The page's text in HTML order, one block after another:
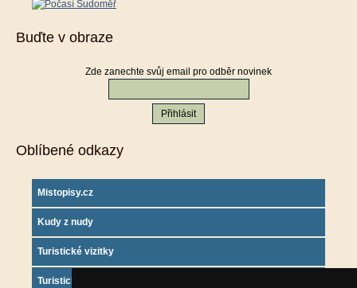
Buďte v obraze
Zde zanechte svůj email pro odběr novinek
Oblíbené odkazy
Mistopisy.cz
Kudy z nudy
Turistické vizitky
Turistický deník